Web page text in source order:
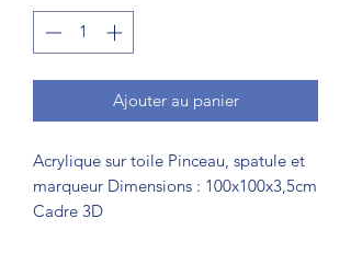
Ajouter au panier
Acrylique sur toile Pinceau, spatule et
marqueur Dimensions : 100x100x3,5cm
Cadre 3D